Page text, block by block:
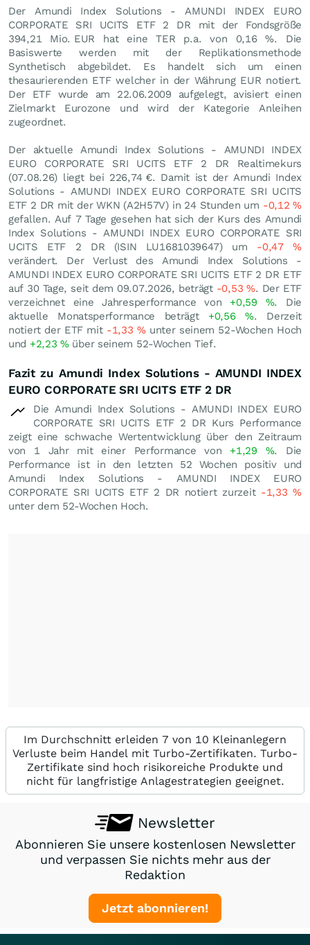
Der Amundi Index Solutions - AMUNDI INDEX EURO
CORPORATE SRI UCITS ETF 2 DR mit der Fondsgröße
394,21 Mio. EUR hat eine TER p.a. von 0,16 %. Die
Basiswerte werden mit der Replikationsmethode
Synthetisch abgebildet. Es handelt sich um einen
thesaurierenden ETF welcher in der Währung EUR notiert.
Der ETF wurde am 22.06.2009 aufgelegt, avisiert einen
Zielmarkt Eurozone und wird der Kategorie Anleihen
zugeordnet.
Der aktuelle Amundi Index Solutions - AMUNDI INDEX
EURO CORPORATE SRI UCITS ETF 2 DR Realtimekurs
(07.08.26) liegt bei 226,74 €. Damit ist der Amundi Index
Solutions - AMUNDI INDEX EURO CORPORATE SRI UCITS
ETF 2 DR mit der WKN (A2H57V) in 24 Stunden um -0,12%
gefallen. Auf 7 Tage gesehen hat sich der Kurs des Amundi
Index Solutions - AMUNDI INDEX EURO CORPORATE SRI
UCITS ETF 2 DR (ISIN LU1681039647) um -0,47%
verändert. Der Verlust des Amundi Index Solutions -
AMUNDI INDEX EURO CORPORATE SRI UCITS ETF 2 DR ETF
auf 30 Tage, seit dem 09.07.2026, beträgt -0,53%. Der ETF
verzeichnet eine Jahresperformance von +0,59 %. Die
aktuelle Monatsperformance beträgt +0,56%. Derzeit
notiert der ETF mit -1,33 %unter seinem 52-Wochen Hoch
und +2,23%über seinem 52-Wochen Tief.
Fazit zu Amundi Index Solutions - AMUNDI INDEX
EURO CORPORATE SRI UCITS ETF 2 DR
Die Amundi Index Solutions - AMUNDI INDEX EURO
CORPORATE SRI UCITS ETF 2 DR Kurs Performance
zeigt eine schwache Wertentwicklung über den Zeitraum
von 1 Jahr mit einer Performance von +1,29 %. Die
Performance ist in den letzten 52 Wochen positiv und
Amundi Index Solutions - AMUNDI INDEX EURO
CORPORATE SRI UCITS ETF 2 DR notiert zurzeit -1,33%
unter dem 52-Wochen Hoch.
Im Durchschnitt erleiden 7 von 10 Kleinanlegern
Verluste beim Handel mit Turbo-Zertifikaten. Turbo-
Zertifikate sind hoch risikoreiche Produkte und
nicht für langfristige Anlagestrategien geeignet.
Newsletter
Abonnieren Sie unsere kostenlosen Newsletter
und verpassen Sie nichts mehr aus der
Redaktion
Jetzt abonnieren!